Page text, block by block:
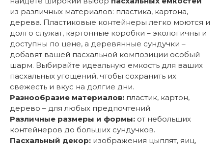
из различных материалов: пластика, картона,
дерева. Пластиковые контейнеры легко моются и
долго служат, картонные коробки – экологичны и
доступны по цене, а деревянные сундучки –
добавят вашей пасхальной композиции особый
шарм. Выбирайте идеальную емкость для ваших
пасхальных угощений, чтобы сохранить их
свежесть и вкус на долгие дни.
Разнообразие материалов: пластик, картон,
дерево – для любых предпочтений.
Различные размеры и формы: от небольших
контейнеров до больших сундучков.
Пасхальный декор: изображения цыплят, яиц,